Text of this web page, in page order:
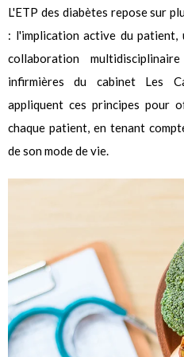
L'ETP des diabètes repose sur
: l'implication active du patient,
collaboration
infirmières du cabinet Les
appliquent ces principes pour
chaque patient, en tenant
de son mode de vie.